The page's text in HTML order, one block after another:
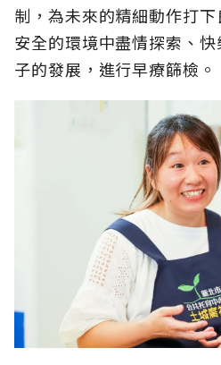
制，為未來的精細動作打
安全的環境中盡情探索、
子的發展，進行早療篩檢。